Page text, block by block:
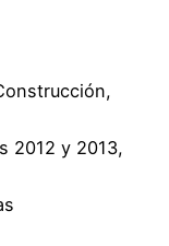
2012 y 2013,